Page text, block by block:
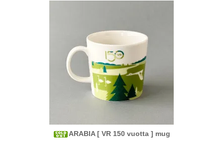
ARABIA [ VR 150 vuotta ] mug